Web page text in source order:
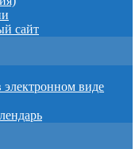
сайт
электронном виде